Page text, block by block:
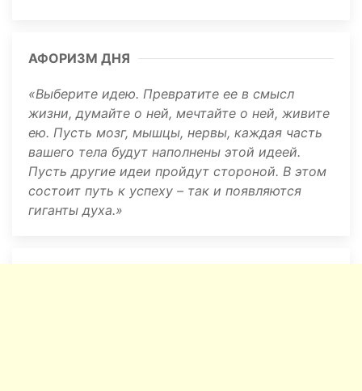
АФОРИЗМ ДНЯ
Выберите идею. Превратите ее в смысл
жизни, думайте о ней, мечтайте о ней, живите
ею. Пусть мозг, мышцы, нервы, каждая часть
вашего тела будут наполнены этой идеей.
Пусть другие идеи пройдут стороной. В этом
состоит путь к успеху – так и появляются
гиганты духа.